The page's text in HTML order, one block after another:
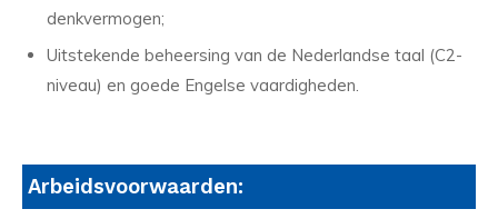
denkvermogen;
Uitstekende beheersing van de Nederlandse taal (C2-
niveau) en goede Engelse vaardigheden.
Arbeidsvoorwaarden: